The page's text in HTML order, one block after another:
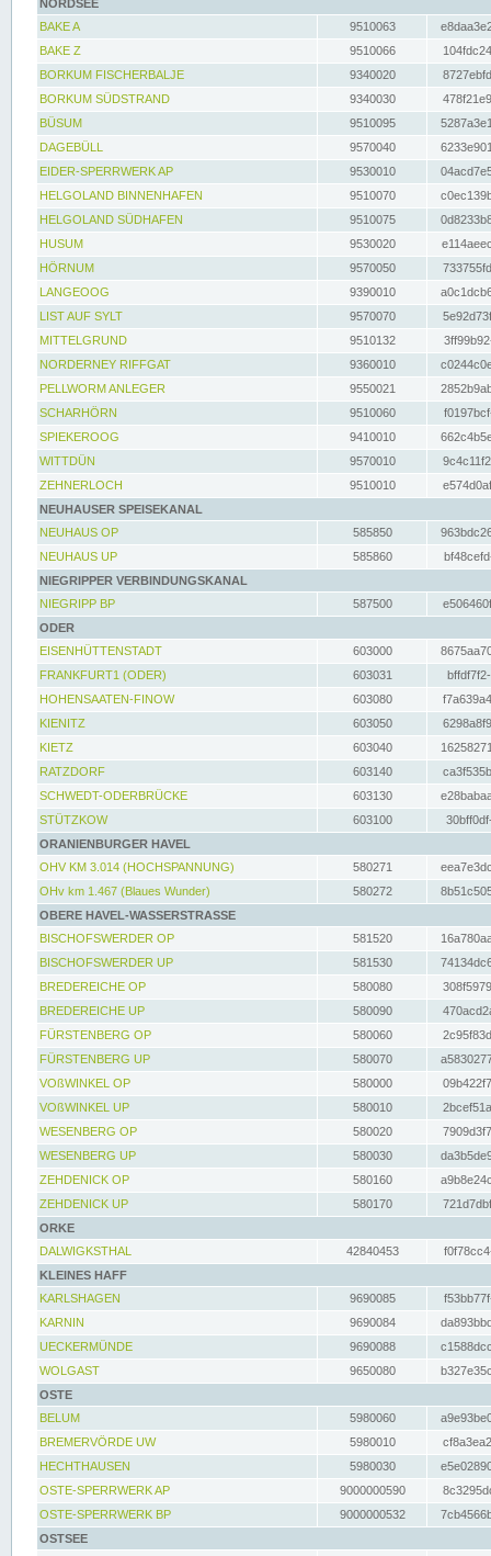
NORDSEE
BAKE A
9510063
BAKE Z
9510066
BORKUM FISCHERBALJE
9340020
BORKUM SÜDSTRAND
9340030
BÜSUM
9510095
DAGEBÜLL
9570040
EIDER-SPERRWERK AP
9530010
HELGOLAND BINNENHAFEN
9510070
HELGOLAND SÜDHAFEN
9510075
HUSUM
9530020
HÖRNUM
9570050
LANGEOOG
9390010
LIST AUF SYLT
9570070
MITTELGRUND
9510132
NORDERNEY RIFFGAT
9360010
PELLWORM ANLEGER
9550021
SCHARHÖRN
9510060
SPIEKEROOG
9410010
WITTDÜN
9570010
ZEHNERLOCH
9510010
NEUHAUSER SPEISEKANAL
NEUHAUS OP
585850
NEUHAUS UP
585860
NIEGRIPPER VERBINDUNGSKANAL
NIEGRIPP BP
587500
ODER
EISENHÜTTENSTADT
603000
FRANKFURT1 (ODER)
603031
HOHENSAATEN-FINOW
603080
KIENITZ
603050
KIETZ
603040
RATZDORF
603140
SCHWEDT-ODERBRÜCKE
603130
STÜTZKOW
603100
ORANIENBURGER HAVEL
OHV KM 3.014 (HOCHSPANNUNG)
580271
OHv km 1.467 (Blaues Wunder)
580272
OBERE HAVEL-WASSERSTRASSE
BISCHOFSWERDER OP
581520
BISCHOFSWERDER UP
581530
BREDEREICHE OP
580080
BREDEREICHE UP
580090
FÜRSTENBERG OP
580060
FÜRSTENBERG UP
580070
VOßWINKEL OP
580000
VOßWINKEL UP
580010
WESENBERG OP
580020
WESENBERG UP
580030
ZEHDENICK OP
580160
ZEHDENICK UP
580170
ORKE
DALWIGKSTHAL
42840453
KLEINES HAFF
KARLSHAGEN
9690085
KARNIN
9690084
UECKERMÜNDE
9690088
WOLGAST
9650080
OSTE
BELUM
5980060
BREMERVÖRDE UW
5980010
HECHTHAUSEN
5980030
OSTE-SPERRWERK AP
9000000590
OSTE-SPERRWERK BP
9000000532
OSTSEE